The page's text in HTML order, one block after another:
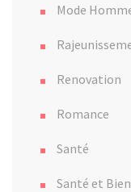
Mode
Renovation
Romance
Santé
Santé et